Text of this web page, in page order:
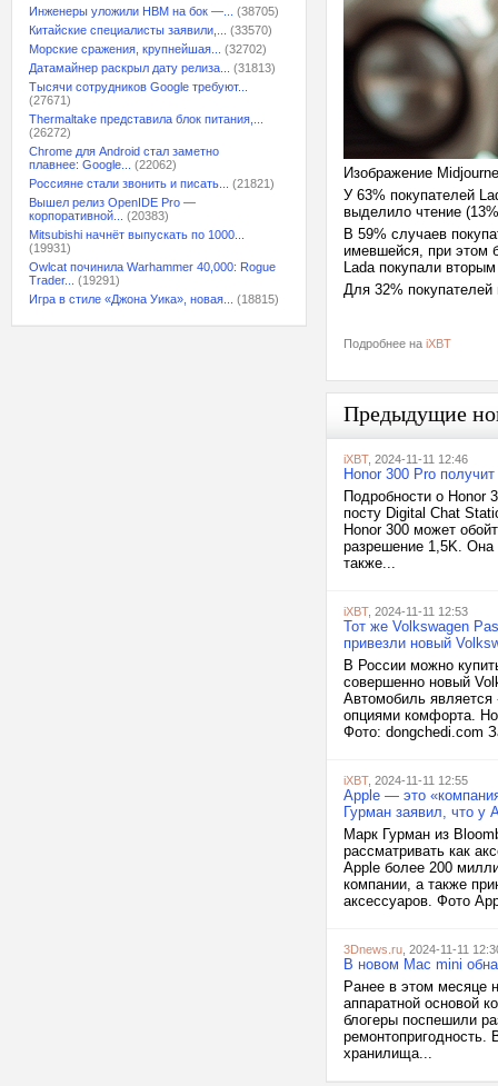
Инженеры уложили HBM на бок —...
(38705)
Китайские специалисты заявили,...
(33570)
Морские сражения, крупнейшая...
(32702)
Датамайнер раскрыл дату релиза...
(31813)
Тысячи сотрудников Google требуют...
(27671)
Thermaltake представила блок питания,...
(26272)
Chrome для Android стал заметно
плавнее: Google...
(22062)
Россияне стали звонить и писать...
(21821)
Вышел релиз OpenIDE Pro —
корпоративной...
(20383)
Mitsubishi начнёт выпускать по 1000...
(19931)
Owlcat починила Warhammer 40,000: Rogue
Trader...
(19291)
Игра в стиле «Джона Уика», новая...
(18815)
Изображение
У 63% покупателей
выделило чтение
В 59% случаев
имевшейся, при этом
Lada покупали
Для 32%
Подробнее на iXBT
Предыдущие
iXBT, 2024-11-11 12:46
Honor 300 Pro
Подробности о Honor
посту Digital Chat
Honor 300 может
разрешение 1,5K. Она
также...
iXBT, 2024-11-11 12:53
Тот же Volkswagen
привезли новый
В России можно
совершенно новый
Автомобиль является
опциями комфорта. Но
Фото: dongchedi.com
iXBT, 2024-11-11 12:55
Apple — это
Гурман заявил, что у
Марк Гурман из
рассматривать как
Apple более 200
компании, а также
аксессуаров. Фото
3Dnews.ru , 2024-11-11
В новом Mac mini
Ранее в этом месяце
аппаратной основой
блогеры поспешили
хранилища...